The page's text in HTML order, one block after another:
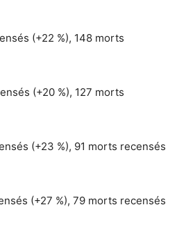
(+22 %), 148 morts
(+20 %), 127 morts
(+23 %), 91 morts recensés
(+27 %), 79 morts recensés